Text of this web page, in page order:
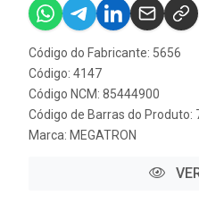
Código do Fabricante: 5656
Código: 4147
Código NCM: 85444900
Código de Barras do Produto:
Marca: MEGATRON